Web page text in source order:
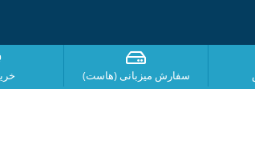
سفارش میزبانی (هاست)